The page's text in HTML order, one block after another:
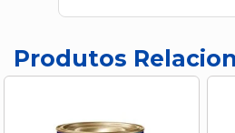
Produtos